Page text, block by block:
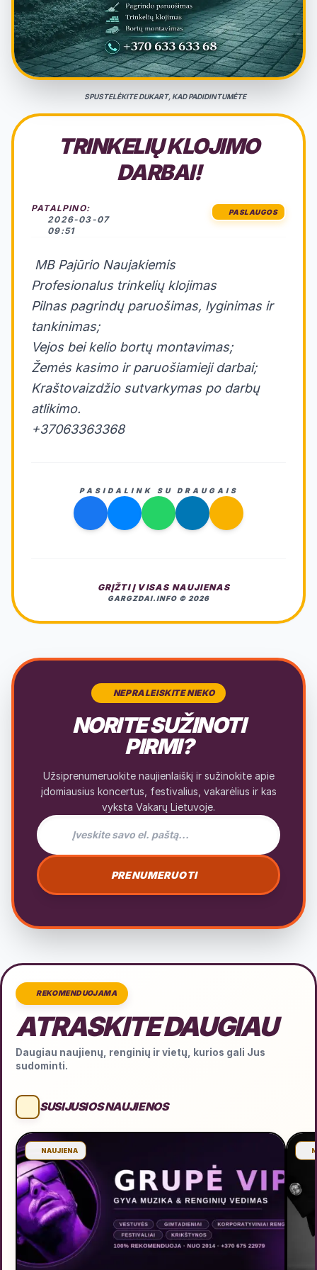
SPUSTELĖKITE DUKART, KAD PADIDINTUMĖTE
TRINKELIŲ KLOJIMO
DARBAI!
PATALPINO:
2026-03-07
09:51
PASLAUGOS
​ MB Pajūrio Naujakiemis
Profesionalus trinkelių klojimas
​Pilnas pagrindų paruošimas, lyginimas ir
tankinimas;
​Vejos bei kelio bortų montavimas;
​Žemės kasimo ir paruošiamieji darbai;
​Kraštovaizdžio sutvarkymas po darbų
atlikimo.
+37063363368
PASIDALINK SU DRAUGAIS
GRĮŽTI Į VISAS NAUJIENAS
GARGZDAI.INFO © 2026
NEPRALEISKITE NIEKO
NORITE SUŽINOTI
PIRMI?
Užsiprenumeruokite naujienlaiškį ir sužinokite apie
įdomiausius koncertus, festivalius, vakarėlius ir kas
vyksta Vakarų Lietuvoje.
El. pašto adresas naujienlaiškiui
PRENUMERUOTI
REKOMENDUOJAMA
ATRASKITE DAUGIAU
Daugiau naujienų, renginių ir vietų, kurios gali Jus
sudominti.
SUSIJUSIOS NAUJIENOS
NAUJIENA